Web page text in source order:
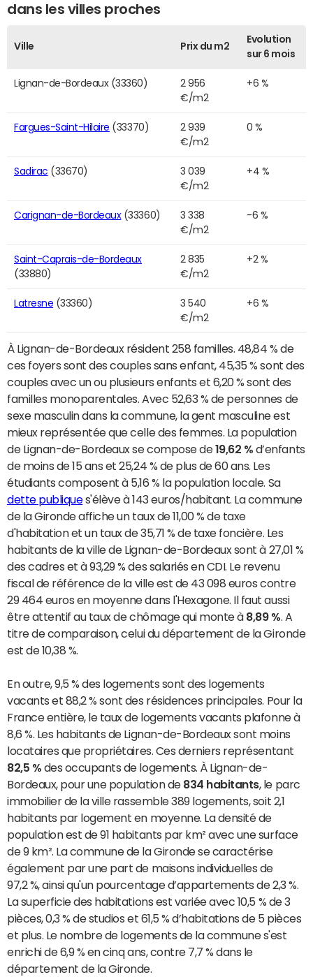
dans les villes proches
Ville Prix du m2
Evolution
sur 6 mois
Lignan-de-Bordeaux (33360)
2 956
€/m2
+6 %
Fargues-Saint-Hilaire (33370)
2 939
€/m2
0 %
Sadirac (33670)
3 039
€/m2
+4 %
Carignan-de-Bordeaux(33360)
3 338
€/m2
-6 %
Saint-Caprais-de-Bordeaux
(33880)
2 835
€/m2
+2 %
Latresne (33360)
3 540
€/m2
+6 %
À Lignan-de-Bordeaux résident 258 familles. 48,84 % de
ces foyers sont des couples sans enfant, 45,35 % sont des
couples avec un ou plusieurs enfants et 6,20 % sont des
familles monoparentales. Avec 52,63 % de personnes de
sexe masculin dans la commune, la gent masculine est
mieux représentée que celle des femmes. La population
de Lignan-de-Bordeaux se compose de19,62 % d’enfants
de moins de 15 ans et 25,24 % de plus de 60 ans. Les
étudiants composent à 5,16 % la population locale. Sa
dette publiques'élève à 143 euros/habitant. La commune
de la Gironde affiche un taux de 11,00 % de taxe
d'habitation et un taux de 35,71 % de taxe foncière. Les
habitants de la ville de Lignan-de-Bordeaux sont à 27,01 %
des cadres et à 93,29 % des salariés en CDI. Le revenu
fiscal de référence de la ville est de 43 098 euros contre
29 464 euros en moyenne dans l'Hexagone. Il faut aussi
être attentif au taux de chômage qui monte à 8,89 %. A
titre de comparaison, celui du département de la Gironde
est de 10,38 %.
En outre, 9,5 % des logements sont des logements
vacants et 88,2 % sont des résidences principales. Pour la
France entière, le taux de logements vacants plafonne à
8,6 %. Les habitants de Lignan-de-Bordeaux sont moins
locataires que propriétaires. Ces derniers représentant
82,5 % des occupants de logements. À Lignan-de-
Bordeaux, pour une population de 834 habitants, le parc
immobilier de la ville rassemble 389 logements, soit 2,1
habitants par logement en moyenne. La densité de
population est de 91 habitants par km² avec une surface
de 9 km². La commune de la Gironde se caractérise
également par une part de maisons individuelles de
97,2 %, ainsi qu'un pourcentage d’appartements de 2,3 %.
La superficie des habitations est variée avec 10,5 % de 3
pièces, 0,3 % de studios et 61,5 % d’habitations de 5 pièces
et plus. Le nombre de logements de la commune s'est
enrichi de 6,9 % en cinq ans, contre 7,7 % dans le
département de la Gironde.